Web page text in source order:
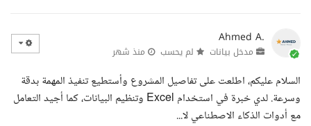
Ahmed A.
مدخل بيانات لم يحسب منذ شهر
السلام عليكم، اطلعت على تفاصيل المشروع وأستطيع تنفيذ المهمة بدقة
وسرعة. لدي خبرة في استخدام Excel وتنظيم البيانات، كما أجيد التعامل
مع أدوات الذكاء الاصطناعي لا...